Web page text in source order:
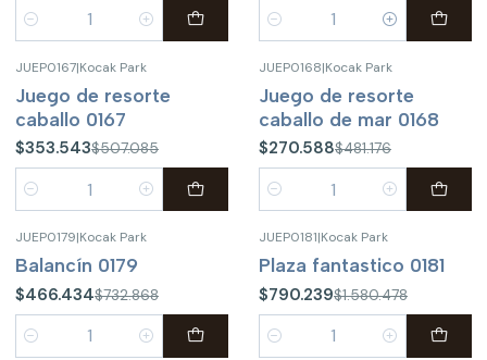
Cantidad Cantidad
-30% OFF
JUEP0167|Kocak Park
Juego de resorte
caballo 0167
$353.543$507.085
Cantidad
-44% OFF
JUEP0168|Kocak Park
Juego de resorte
caballo de mar 0168
$270.588$481.176
Cantidad
OFF
JUEP0179|Kocak Park
Balancín 0179
$466.434$732.868
Cantidad
OFF
JUEP0181|Kocak Park
Plaza fantastico 0181
$790.239$1.580.478
Cantidad